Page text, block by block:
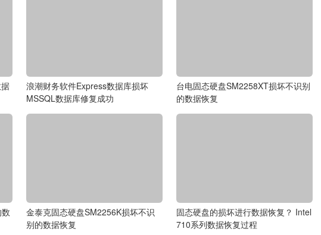
浪潮财务软件Express数据库损坏
MSSQL数据库修复成功
台电固态硬盘SM2258XT损坏不识别
的数据恢复
金泰克固态硬盘SM2256K损坏不识
别的数据恢复
固态硬盘的损坏进行数据恢复？ Intel
710系列数据恢复过程